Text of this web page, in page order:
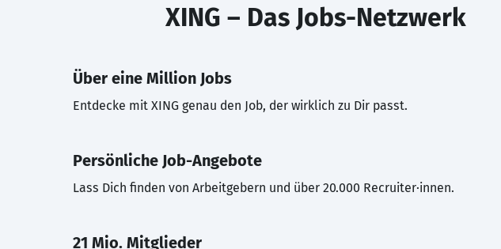
XING – Das Jobs-Netzwerk
Über eine Million Jobs
Entdecke mit XING genau den Job, der wirklich zu Dir passt.
Persönliche Job-Angebote
Lass Dich finden von Arbeitgebern und über 20.000 Recruiter·innen.
21 Mio. Mitglieder